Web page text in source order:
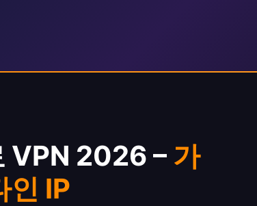
VPN 2026 – 가
인 IP